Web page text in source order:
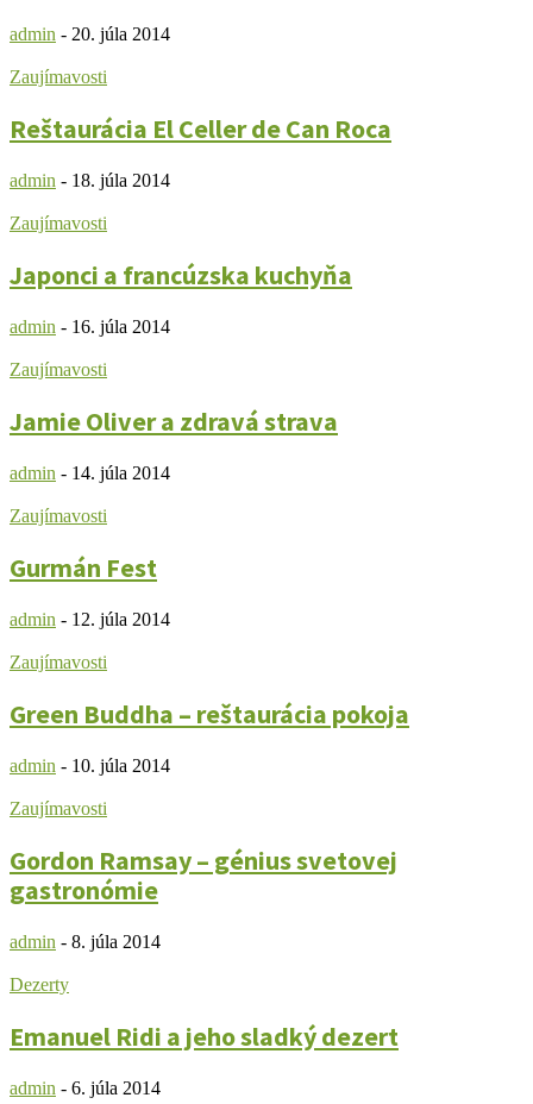
admin - 20. júla 2014
Zaujímavosti
Reštaurácia El Celler de Can Roca
admin - 18. júla 2014
Zaujímavosti
Japonci a francúzska kuchyňa
admin - 16. júla 2014
Zaujímavosti
Jamie Oliver a zdravá strava
admin - 14. júla 2014
Zaujímavosti
Gurmán Fest
admin - 12. júla 2014
Zaujímavosti
Green Buddha – reštaurácia pokoja
admin - 10. júla 2014
Zaujímavosti
Gordon Ramsay – génius svetovej
gastronómie
admin - 8. júla 2014
Dezerty
Emanuel Ridi a jeho sladký dezert
admin - 6. júla 2014